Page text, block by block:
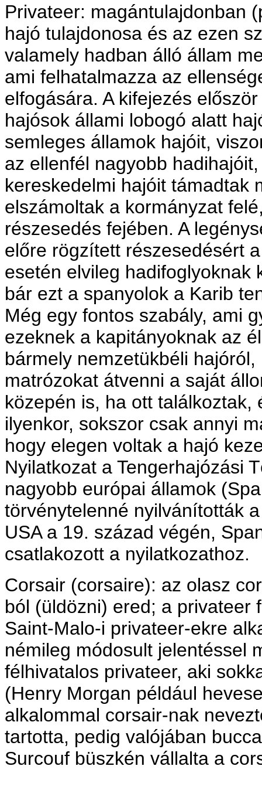
Privateer: magántulajdonban
hajó tulajdonosa és az ezen
valamely hadban álló állam
ami felhatalmazza az
elfogására. A kifejezés
hajósok állami lobogó alatt
semleges államok hajóit,
az ellenfél nagyobb
kereskedelmi hajóit támadtak
elszámoltak a kormányzat
részesedés fejében. A
előre rögzített részesedésért
esetén elvileg hadifoglyoknak
bár ezt a spanyolok a Karib
Még egy fontos szabály, ami
ezeknek a kapitányoknak az
bármely nemzetükbéli
matrózokat átvenni a saját
közepén is, ha ott
ilyenkor, sokszor csak annyi
hogy elegen voltak a hajó
Nyilatkozat a Tengerhajózási
nagyobb európai államok
törvénytelenné nyilvánították
USA a 19. század végén,
csatlakozott a nyilatkozathoz.
Corsair (corsaire): az olasz
ból (üldözni) ered; a privateer
Saint-Malo-i privateer-ekre
némileg módosult jelentéssel
félhivatalos privateer, aki
(Henry Morgan például
alkalommal corsair-nak
tartotta, pedig valójában
Surcouf büszkén vállalta a